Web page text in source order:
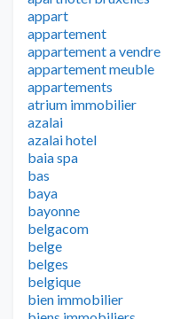
appart
appartement
appartement a vendre
appartement meuble
appartements
atrium immobilier
azalai
azalai hotel
baia spa
bas
baya
bayonne
belgacom
belge
belges
belgique
bien immobilier